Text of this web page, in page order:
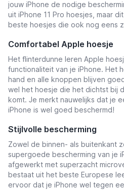
jouw iPhone de nodige
uit iPhone 11 Pro hoesjes, maar
beste hoesjes die ook nog eens
Comfortabel Apple hoesje
Het flinterdunne leren Apple
functionaliteit van je iPhone. Het
hand en alle knoppen blijven
wel het hoesje die het dichtst bij
komt. Je merkt nauwelijks dat je
iPhone is wel goed beschermd!
Stijlvolle bescherming
Zowel de binnen- als buitenkant
supergoede bescherming van je
afgewerkt met superzacht
bestaat uit het beste Europese
ervoor dat je iPhone wel tegen